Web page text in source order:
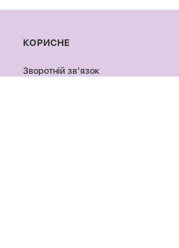
КОРИСНЕ
Зворотній звʼязок